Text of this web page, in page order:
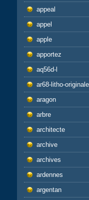
appeal
appel
apple
apportez
aq56d-l
ar68-litho-
aragon
arbre
architecte
archive
archives
ardennes
argentan